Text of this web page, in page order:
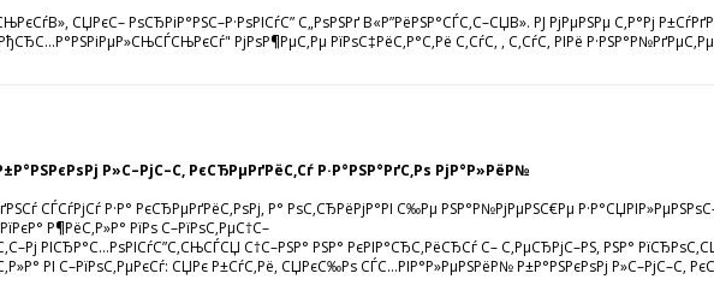
СЏРєС– РѕСЂРіР°РЅС–Р·РѕРІСѓС” С„РѕРЅРґ В«Р”РёРЅР°СЃС‚С–СЏВ». РЈ РјРµРЅРµ С‚Р°Рј
РјРѕР¶РµС‚Рµ РїРѕС‡РёС‚Р°С‚Рё С‚СѓС‚ , С‚СѓС‚ РІРё
Р»С–РјС–С‚ РєСЂРµРґРёС‚Сѓ Р·Р°РЅР°РґС‚Рѕ РјР°Р»РёР№
СЃСѓРјСѓ Р·Р° РєСЂРµРґРёС‚РѕРј, Р° РѕС‚СЂРёРјР°РІ С‰Рµ РЅР°Р№РјРµРЅС€Рµ
Р¶РёС‚Р»Р° РїРѕ С–РїРѕС‚РµС†С–
РІСЂР°С…РѕРІСѓС”С‚СЊСЃСЏ С†С–РЅР° РЅР° РєРІР°СЂС‚РёСЂСѓ С– С‚РµСЂРјС–РЅ, РЅР°
РІ С–РїРѕС‚РµРєСѓ: СЏРє Р±СѓС‚Рё, СЏРєС‰Рѕ СЃС…РІР°Р»РµРЅРёР№ Р±Р°РЅРєРѕРј Р»С–РјС–С‚